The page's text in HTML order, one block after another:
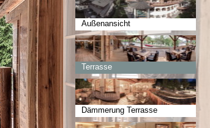
Außenansicht
Terrasse
Dämmerung Terrasse